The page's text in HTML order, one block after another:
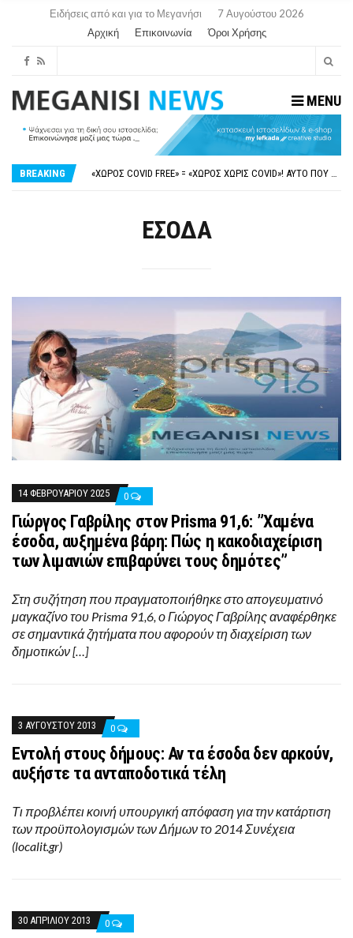
Ειδήσεις από και για το Μεγανήσι
7 Αυγούστου 2026
Αρχική
Επικοινωνία Όροι Χρήσης
MENU
BREAKING
FAKE NEWS ΓΙΑ ΤΟ ΛΙΓΝΙΤΙΚΌ ΣΤΑΘΜΌ ΠΤΟΛΕΜΑΪ́ΔΑ 5 ΚΑΙ ΤΗΝ ΕΝΕΡΓΕΙΑΚΉ ΑΣΦΆΛΕΙΑ ΤΗΣ ΧΏΡΑΣ
ΕΣΟΔΑ
14 ΦΕΒΡΟΥΑΡΊΟΥ 2025 0
Γιώργος Γαβρίλης στον Prisma 91,6: ”Χαμένα
έσοδα, αυξημένα βάρη: Πώς η κακοδιαχείριση
των λιμανιών επιβαρύνει τους δημότες”
Στη συζήτηση που πραγματοποιήθηκε στο απογευματινό
μαγκαζίνο του Prisma 91,6, ο Γιώργος Γαβρίλης αναφέρθηκε
σε σημαντικά ζητήματα που αφορούν τη διαχείριση των
δημοτικών […]
3 ΑΥΓΟΎΣΤΟΥ 2013 0
Εντολή στους δήμους: Αν τα έσοδα δεν αρκούν,
αυξήστε τα ανταποδοτικά τέλη
Τι προβλέπει κοινή υπουργική απόφαση για την κατάρτιση
των προϋπολογισμών των Δήμων το 2014 Συνέχεια
(localit.gr)
30 ΑΠΡΙΛΊΟΥ 2013 0